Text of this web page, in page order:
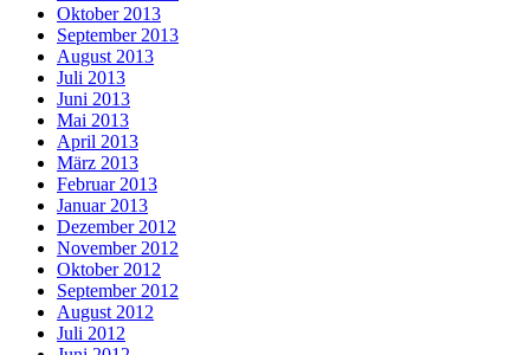
Oktober 2013
September 2013
August 2013
Juli 2013
Juni 2013
Mai 2013
April 2013
März 2013
Februar 2013
Januar 2013
Dezember 2012
November 2012
Oktober 2012
September 2012
August 2012
Juli 2012